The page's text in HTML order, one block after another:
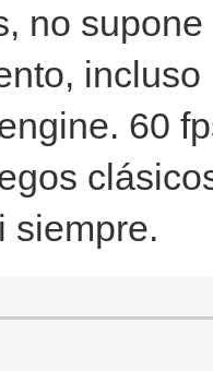
no
60
siempre.